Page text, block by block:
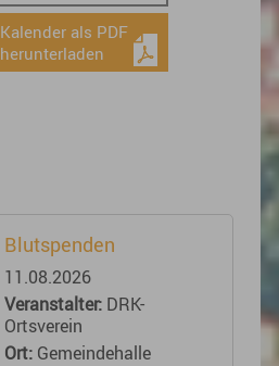
Kalender als PDF
herunterladen
Blutspenden
11.08.2026
Veranstalter: DRK-
Ortsverein
Ort: Gemeindehalle